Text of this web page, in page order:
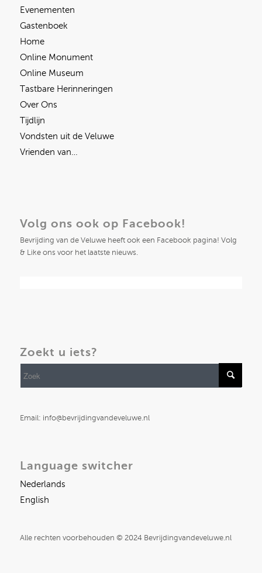
Evenementen
Gastenboek
Home
Online Monument
Online Museum
Tastbare Herinneringen
Over Ons
Tijdlijn
Vondsten uit de Veluwe
Vrienden van…
Volg ons ook op Facebook!
Bevrijding van de Veluwe heeft ook een Facebook pagina! Volg
& Like ons voor het laatste nieuws.
Zoekt u iets?
Email: info@bevrijdingvandeveluwe.nl
Language switcher
Nederlands
English
Alle rechten voorbehouden © 2024 Bevrijdingvandeveluwe.nl